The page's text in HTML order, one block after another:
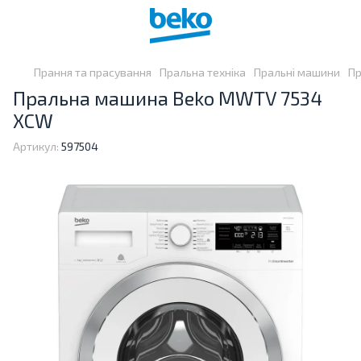
Прання та прасування Пральна техніка Пральні машини
Пральна машина Beko MWTV 7534
XCW
Артикул: 597504